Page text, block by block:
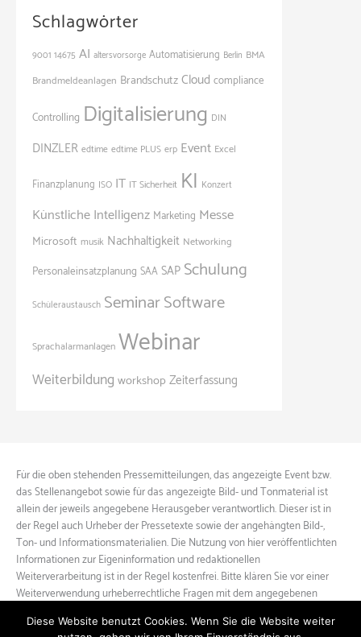
Schlagwörter
9001 14675 AI altersvorsorge Automatisierung Berlin BMA
Brandmeldeanlagen BrandschutzCloud compliance
Controlling Digitalisierung DIN
DINZLER edtime edtime PLUS erp Event Excel
Finanzplanung ISO IT IT Sicherheit KI Konzert
Künstliche Intelligenz Marketing Messe
Microsoft musik Nachhaltigkeit Networking
Personaleinsatzplanung SAASAP Schulung
Schüleraustausch SeminarSoftware
Sprachalarmanlagen Webinar
Weiterbildung workshop Zeiterfassung
Für die oben stehenden Pressemitteilungen, das angezeigte Event bzw.
das Stellenangebot sowie für das angezeigte Bild- und Tonmaterial ist
allein der jeweils angegebene Herausgeber verantwortlich. Dieser ist in
der Regel auch Urheber der Pressetexte sowie der angehängten Bild-,
Ton- und Informationsmaterialien. Die Nutzung von hier veröffentlichten
Informationen zur Eigeninformation und redaktionellen
Weiterverarbeitung ist in der Regel kostenfrei. Bitte klären Sie vor einer
Weiterverwendung urheberrechtliche Fragen mit dem angegebenen
Diese Website benutzt Cookies. Wenn Sie die Website weiter